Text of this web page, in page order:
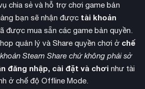
đồ họa next-genvới công nghệ
nên hiệu ứng ánh sáng và bóng đổ
sương mù, khói bụi và môi trường
khắc họa một Silent Hill u ám và
Hệ thống âm thanh 3D được thiết kế
Akira Yamaoka, tạo nên không
series.
chia sẻ và hỗ trợ chơi game bản
bạn sẽ nhận được tài khoản
được mua sẵn các game bản quyền.
quản lý và Share quyền chơi ở chế
Steam Share chứ không phải sở
đăng nhập, cài đặt và chơi như tài
ở chế độ Offline Mode.